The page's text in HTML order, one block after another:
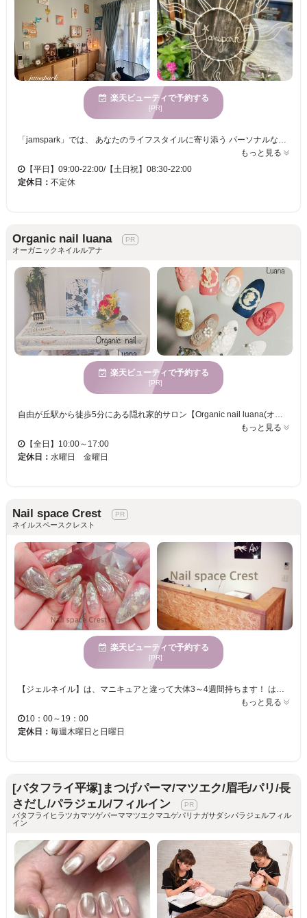
楽天ビューティで予約する
[PR]
「jamspark」では、 あなたのライフスタイルに寄り添う パーソナルなネイル体験をご提供します。 お爪の形・厚みはもちろん、 普段の手の使い方まで丁寧にカウンセリング。 日常にフィットする“あなただけ”の ベース＆コーティングをご提案します。 水仕事が多い方、PCをよく使う方にも◎ 機能性と美しさを両立したカスタムネイルで、 指先を見るたびに自信が持てる毎日へ。 お子様・ペット同伴OKの安心空間。 江ノ電「湘南海岸公園駅」から徒歩圏内で通いやすさも魅力。 ネイルは“飾り”ではなく、 あなたを引き立てる日常の一部に。 経験豊富なネイリストが、 あなただけの特別な指先を叶えます。 ぜひ「jamspark」で、 あなたらしいネイルの世界を。
もっと見る
【平日】09:00-22:00/【土日祝】08:30-22:00
定休日： 不定休
Organic nail luana
オーガニックネイルルアナ
楽天ビューティで予約する
[PR]
自由が丘駅から徒歩5分にある隠れ家的サロン【Organic nail luana(オーガニックネイルルアナ) 】 店内は清潔感のある白を基調に落ち着きのある雰囲気◎ハワイアンをイメージしてオーダーでお店作りをしました☆お一人様に タップリお時間を掛け丁寧な施術をさせて頂きます！☆技術・サービスともに自信をもってご提供するので、サロンが初めての方もお気軽にお任せください！ Organic nail luanaでは弱酸性でオーガニックエキス配合のジェルを使用◎植物エキス配合により育爪を促進します。オーガニックでありながら抜群の透明感とうる艶感のジェルネイルをお楽しみ頂けます♪爪の形成にもこだわり、お客様の爪の上にジェルで 美フォルムを作って施術を行います！短い爪、小さい爪、反り爪など・・・爪のあらゆるお悩みも気軽にご相談下さい☆
もっと見る
【全日】10:00～17:00
定休日： 水曜日 金曜日
Nail space Crest
ネイルスペースクレスト
楽天ビューティで予約する
[PR]
【ジェルネイル】は、マニキュアと違って大体3～4週間持ちます！ はがれにくいので【オシャレも楽しみたい主婦】にもおすすめです♪ プライベートサロンのため、同じスタッフでお出迎え♪ 『お客様にとっての一番』を大事に、そんなスタッフがあなたを綺麗に仕上げていきます☆ 豊富なメニューの中にはお得な「定額ネイル」もございます！ カラーサンプルは大量にございますがデザインサンプルを置いていません。 カウンセリングやお持込みの画像など参考にご相談いただければと思います！ ★お客様のご来店を心よりお待ちしております★
もっと見る
10：00～19：00
定休日： 毎週木曜日と日曜日
[バタフライ平塚]まつげパーマ/マツエク/眉毛/パリ/長
さだし/パラジェル/フィルイン
バタフライヒラツカマツゲパーママツエクマユゲパリナガサダシパラジェルフィル
イン